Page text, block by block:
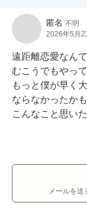
匿名 不明
2026年5月
遠距離恋愛なん
むこうでもやっ
もっと僕が早く
ならなかったか
こんなこと思い
メールを送